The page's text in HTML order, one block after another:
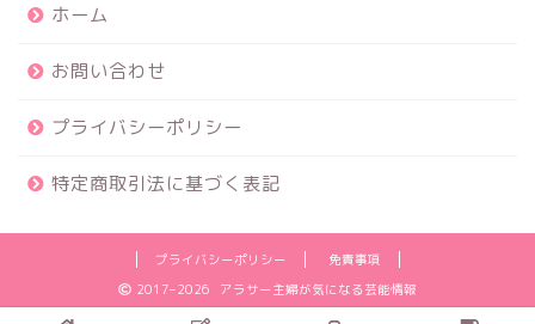
ホーム
お問い合わせ
プライバシーポリシー
特定商取引法に基づく表記
プライバシーポリシー
免責事項
2017–2026 アラサー主婦が気になる芸能情報